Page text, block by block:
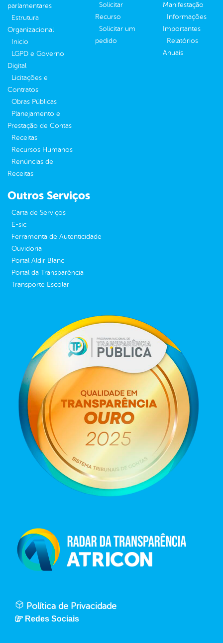
parlamentares
Estrutura
Organizacional
Inicio
LGPD e Governo
Digital
Licitações e
Contratos
Obras Públicas
Planejamento e
Prestação de Contas
Receitas
Recursos Humanos
Renúncias de
Receitas
Solicitar
Recurso
Solicitar um
pedido
Manifestação
Informações
Importantes
Relatórios
Anuais
Outros Serviços
Carta de Serviços
E-sic
Ferramenta de Autenticidade
Ouvidoria
Portal Aldir Blanc
Portal da Transparência
Transporte Escolar
Política de Privacidade
Redes Sociais